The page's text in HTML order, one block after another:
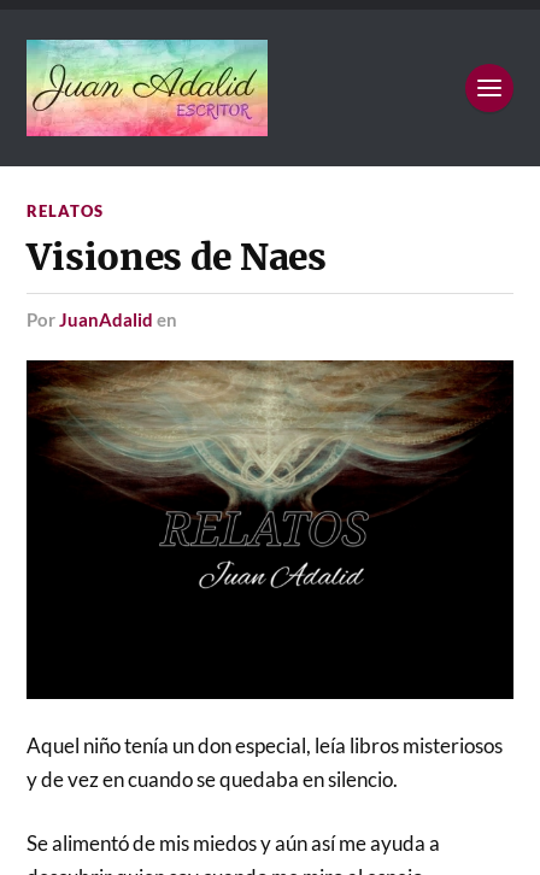
RELATOS
Visiones de Naes
porJuanAdalid en
Aquel niño tenía un don especial, leía libros misteriosos
y de vez en cuando se quedaba en silencio.
Se alimentó de mis miedos y aún así me ayuda a